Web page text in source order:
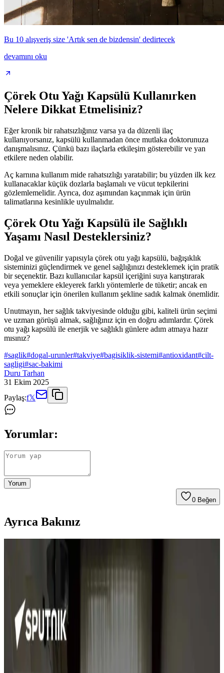
Bu 10 alışveriş size 'Artık sen de bizdensin' dedirtecek
devamını oku
Çörek Otu Yağı Kapsülü Kullanırken
Nelere Dikkat Etmelisiniz?
Eğer kronik bir rahatsızlığınız varsa ya da düzenli ilaç
kullanıyorsanız, kapsülü kullanmadan önce mutlaka doktorunuza
danışmalısınız. Çünkü bazı ilaçlarla etkileşim gösterebilir ve yan
etkilere neden olabilir.
Aç karnına kullanım mide rahatsızlığı yaratabilir; bu yüzden ilk kez
kullanacaklar küçük dozlarla başlamalı ve vücut tepkilerini
gözlemlemelidir. Ayrıca, doz aşımından kaçınmak için ürün
talimatlarına kesinlikle uyulmalıdır.
Çörek Otu Yağı Kapsülü ile Sağlıklı
Yaşamı Nasıl Desteklersiniz?
Doğal ve güvenilir yapısıyla çörek otu yağı kapsülü, bağışıklık
sisteminizi güçlendirmek ve genel sağlığınızı desteklemek için pratik
bir seçenektir. Bazı kullanıcılar kapsül içeriğini suya karıştırarak
veya yemeklere ekleyerek farklı yöntemlerle de tüketir; ancak en
etkili sonuçlar için önerilen kullanım şekline sadık kalmak önemlidir.
Unutmayın, her sağlık takviyesinde olduğu gibi, kaliteli ürün seçimi
ve uzman görüşü almak, sağlığınız için en doğru adımlardır. Çörek
otu yağı kapsülü ile enerjik ve sağlıklı günlere adım atmaya hazır
mısınız?
#saglik#dogal-urunler#takviye#bagisiklik-sistemi#antioxidant#cilt-
sagligi#sac-bakimi
Duru Tarhan
31 Ekim 2025
Paylaş:f𝕏
Yorumlar:
Yorum
0 Beğen
Ayrıca Bakınız
Ebeveynlerin alışveriş ve yemek hazırladığı evde sağlıklı beslenme,
iletişim, sorumluluk alma ve küçük değişikliklerle mümkün hale
gelir. Yemek yapmayı öğrenmek ve porsiyon kontrolü önemlidir.
Etlerde Kötü Kokuların Nedenleri ve Çözüm Yolları
Üzerine Detaylı İnceleme
Etlerde ortaya çıkan kötü kokular, hem etin kalitesi hem de kişisel